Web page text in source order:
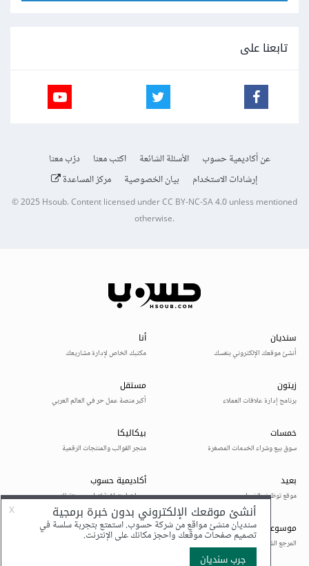
تابعنا على
عن أكاديمية حسوب الأسئلة الشائعة اكتب معنا
درّب معنا
إرشادات الاستخدام
بيان الخصوصية مركز المساعدة
© 2025Hsoub.Content licensed underCC BY-NC-SA 4.0unless mentioned
otherwise.